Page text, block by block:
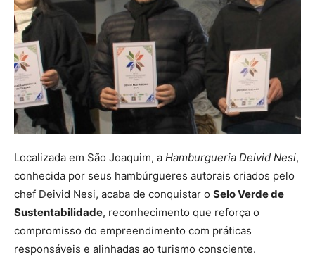
Localizada em São Joaquim, a Hamburgueria Deivid Nesi,
conhecida por seus hambúrgueres autorais criados pelo
chef Deivid Nesi, acaba de conquistar o Selo Verde de
Sustentabilidade, reconhecimento que reforça o
compromisso do empreendimento com práticas
responsáveis e alinhadas ao turismo consciente.